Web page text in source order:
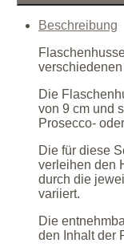
Beschreibung
Die
von 9 cm und
Prosecco-
Die für diese
verleihen den
durch die
variiert.
Die
den Inhalt der